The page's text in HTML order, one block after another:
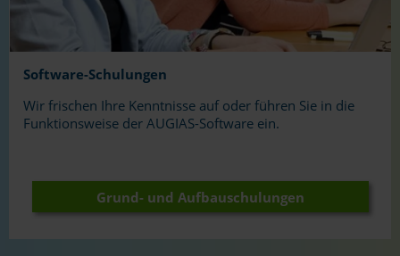
Software-Schulungen
Wir frischen Ihre Kenntnisse auf oder führen Sie in die
Funktionsweise der AUGIAS-Software ein.
Grund- und Aufbauschulungen